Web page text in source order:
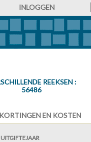
INLOGGEN
REEKSEN :
56486
KORTINGEN EN KOSTEN
UITGIFTEJAAR